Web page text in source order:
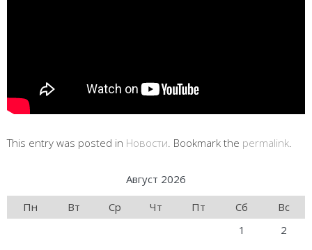
This entry was posted in Новости . Bookmark the permalink
Август 2026
Пн
Вт Ср Чт Пт Сб
Вс
1
2